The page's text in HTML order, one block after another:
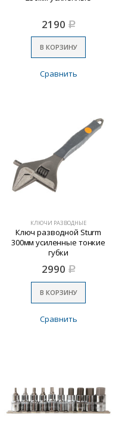
2190 Р
В КОРЗИНУ
Сравнить
КЛЮЧИ РАЗВОДНЫЕ
Ключ разводной Sturm
300мм усиленные тонкие
губки
2990 Р
В КОРЗИНУ
Сравнить